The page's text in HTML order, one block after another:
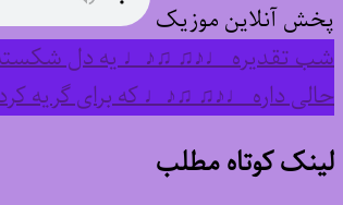
پخش آنلاین موزیک
شب تقدیره ♩♪♫ ♫♪♩ یه دل شکسته
حالی داره ♩♪♫ ♫♪♩ که برای
لینک کوتاه مطلب